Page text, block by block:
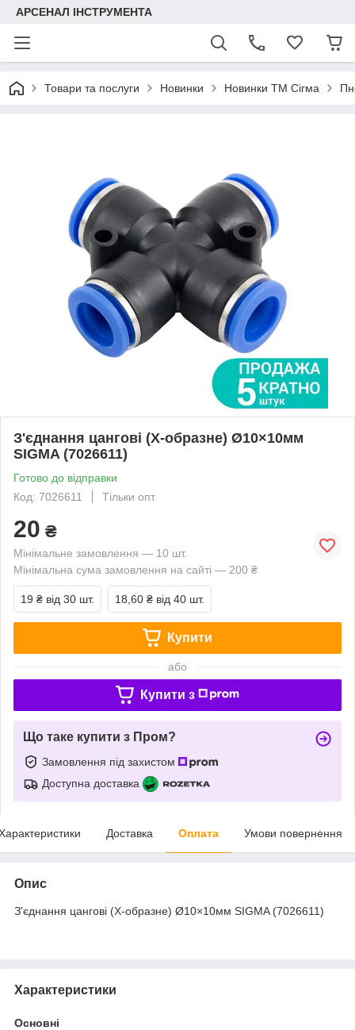
АРСЕНАЛ ІНСТРУМЕНТА
Товари та послуги Новинки Новинки ТМ Сігма
З'єднання цангові (Х-образне) Ø10×10мм
SIGMA (7026611)
Готово до відправки
Код: 7026611
Тільки опт
20 ₴
Мінімальне замовлення — 10 шт.
Мінімальна сума замовлення на сайті — 200 ₴
19 ₴ від 30 шт. 18,60 ₴ від 40 шт.
Купити
або
Купити з
Що таке купити з Пром?
Замовлення під захистом
Доступна доставка
Доставка Оплата Умови повернення
Опис
З'єднання цангові (Х-образне) Ø10×10мм SIGMA (7026611)
Характеристики
Основні